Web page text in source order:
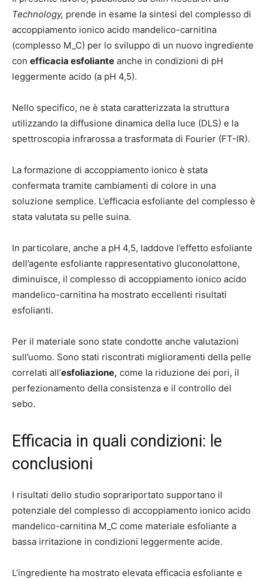
Technology, prende in esame la sintesi del complesso di
accoppiamento ionico acido mandelico-carnitina
(complesso M_C) per lo sviluppo di un nuovo ingrediente
con efficacia esfoliante anche in condizioni di pH
leggermente acido (a pH 4,5).
Nello specifico, ne è stata caratterizzata la struttura
utilizzando la diffusione dinamica della luce (DLS) e la
spettroscopia infrarossa a trasformata di Fourier (FT-IR).
La formazione di accoppiamento ionico è stata
confermata tramite cambiamenti di colore in una
soluzione semplice. L’efficacia esfoliante del complesso è
stata valutata su pelle suina.
In particolare, anche a pH 4,5, laddove l’effetto esfoliante
dell’agente esfoliante rappresentativo gluconolattone,
diminuisce, il complesso di accoppiamento ionico acido
mandelico-carnitina ha mostrato eccellenti risultati
esfolianti.
Per il materiale sono state condotte anche valutazioni
sull’uomo. Sono stati riscontrati miglioramenti della pelle
correlati all’esfoliazione, come la riduzione dei pori, il
perfezionamento della consistenza e il controllo del
sebo.
Efficacia in quali condizioni: le
conclusioni
I risultati dello studio soprariportato supportano il
potenziale del complesso di accoppiamento ionico acido
mandelico-carnitina M_C come materiale esfoliante a
bassa irritazione in condizioni leggermente acide.
L’ingrediente ha mostrato elevata efficacia esfoliante e